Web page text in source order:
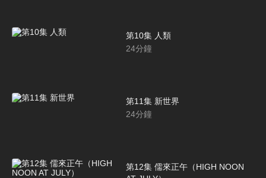
第10集 人類
24分鐘
第11集 新世界
24分鐘
第12集 儒來正午（HIGH NOON